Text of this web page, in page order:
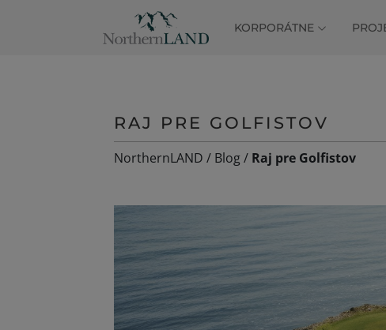
KORPORÁTNE
RAJ PRE GOLFISTOV
NorthernLAND / Blog/ Raj pre Golfistov